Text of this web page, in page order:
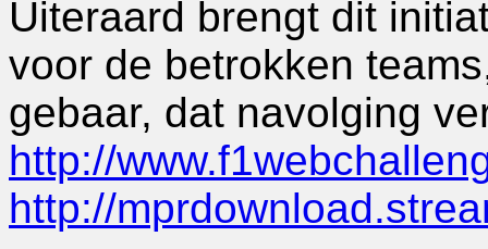
Uiteraard brengt dit
voor de betrokken
gebaar, dat navolging
http://
http://